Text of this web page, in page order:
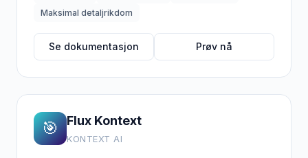
Maksimal detaljrikdom
Se dokumentasjon Prøv nå
🎯 Flux Kontext
KONTEXT AI